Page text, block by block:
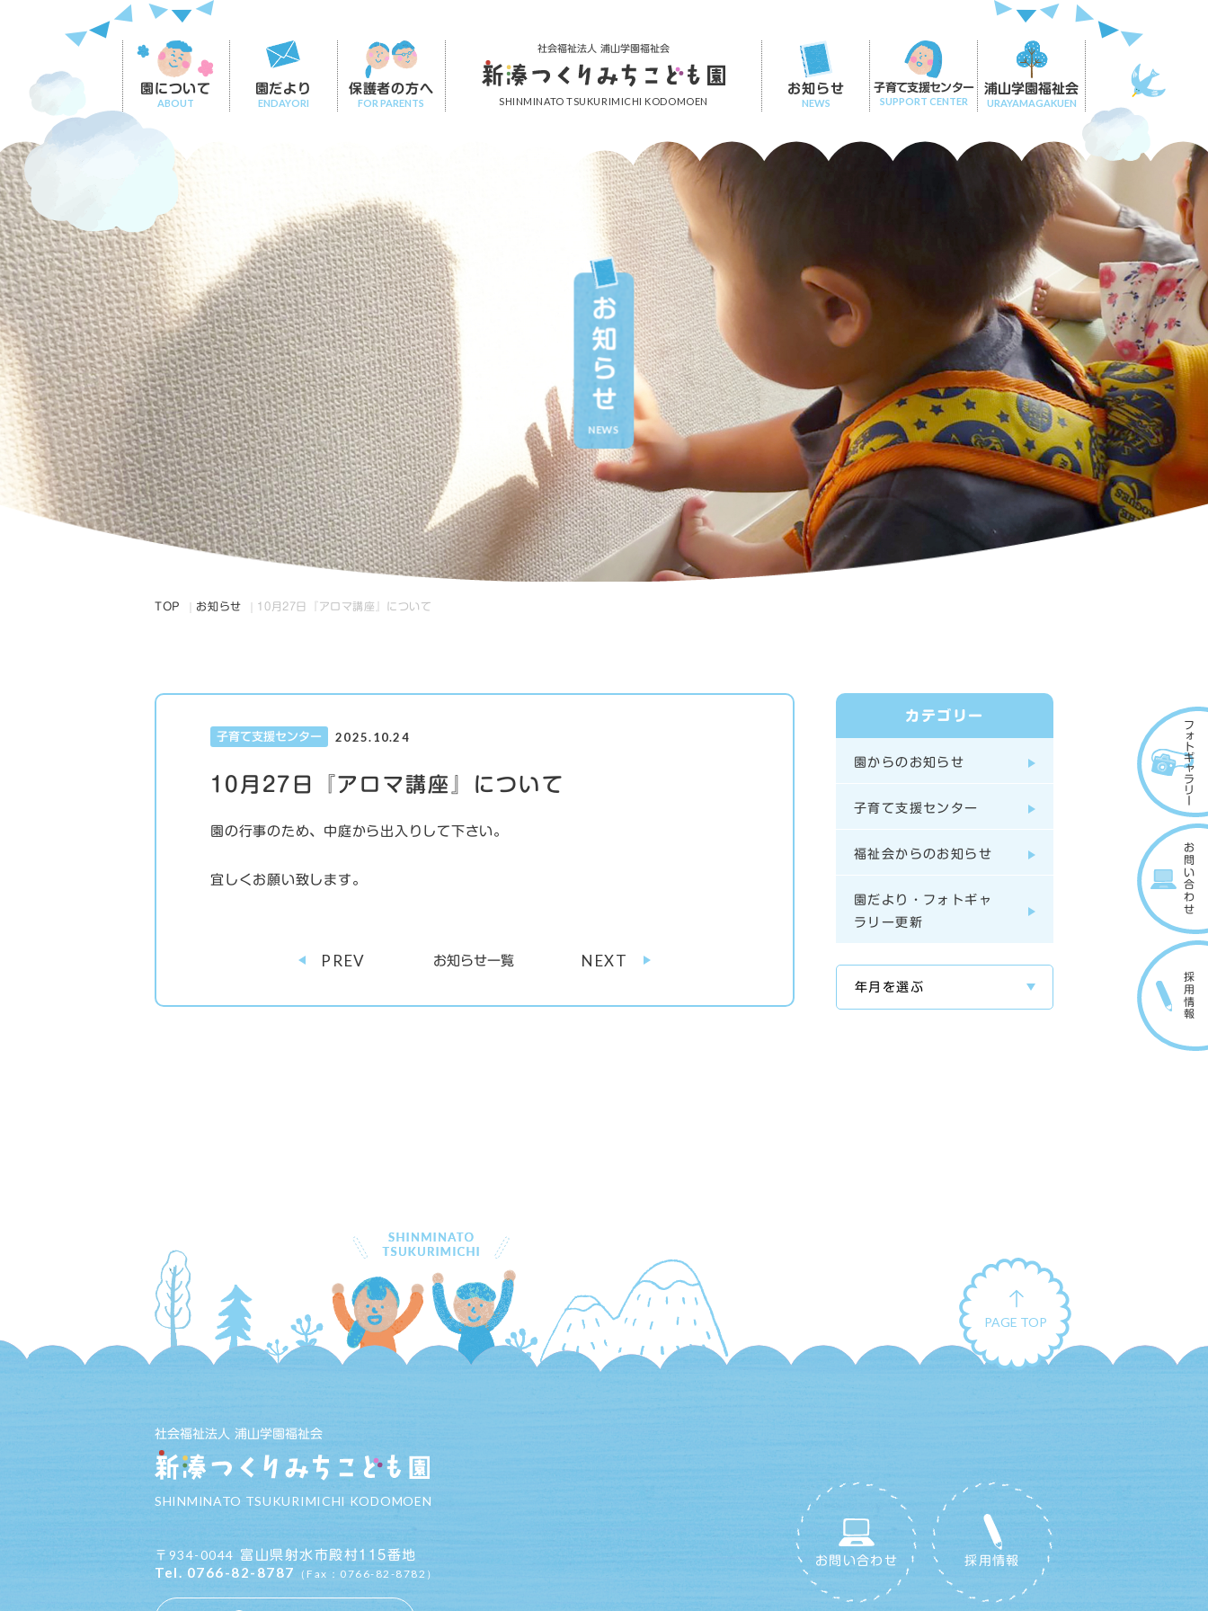
園について
ABOUT
園だより
ENDAYORI
保護者の方へ
FOR PARENTS
社会福祉法人 浦山学園福祉会
SHINMINATO TSUKURIMICHI KODOMOEN
お知らせ
NEWS
子育て支援センター
SUPPORT CENTER
浦山学園福祉会
URAYAMAGAKUEN
お知らせ
NEWS
TOP お知らせ 10月27日『アロマ講座』について
子育て支援センター 2025.10.24
10月27日『アロマ講座』について
園の行事のため、中庭から出入りして下さい。
宜しくお願い致します。
PREV お知らせ一覧 NEXT
カテゴリー
園からのお知らせ
子育て支援センター
福祉会からのお知らせ
園だより・フォトギャ
ラリー更新
PAGE TOP
社会福祉法人 浦山学園福祉会
SHINMINATO TSUKURIMICHI KODOMOEN
〒 934-0044 富山県射水市殿村115番地
Tel. 0766-82-8787 （Fax：0766-82-8782）
お問い合わせ 採用情報
フォトギャラリー
お問い合わせ
採用情報